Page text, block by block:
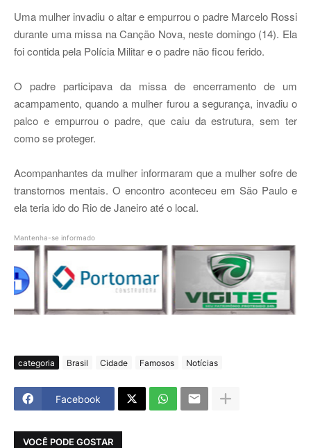
Uma mulher invadiu o altar e empurrou o padre Marcelo Rossi
durante uma missa na Canção Nova, neste domingo (14). Ela
foi contida pela Polícia Militar e o padre não ficou ferido.
O padre participava da missa de encerramento de um
acampamento, quando a mulher furou a segurança, invadiu o
palco e empurrou o padre, que caiu da estrutura, sem ter
como se proteger.
Acompanhantes da mulher informaram que a mulher sofre de
transtornos mentais. O encontro aconteceu em São Paulo e
ela teria ido do Rio de Janeiro até o local.
Mantenha-se informado
categoria Brasil Cidade Famosos Notícias
Facebook
VOCÊ PODE GOSTAR